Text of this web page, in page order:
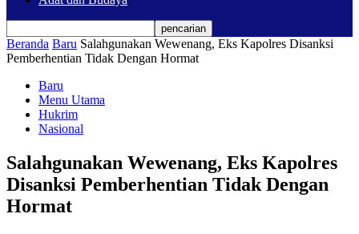
Beranda Baru Salahgunakan Wewenang, Eks Kapolres Disanksi
Pemberhentian Tidak Dengan Hormat
Baru
Menu Utama
Hukrim
Nasional
Salahgunakan Wewenang, Eks Kapolres
Disanksi Pemberhentian Tidak Dengan
Hormat